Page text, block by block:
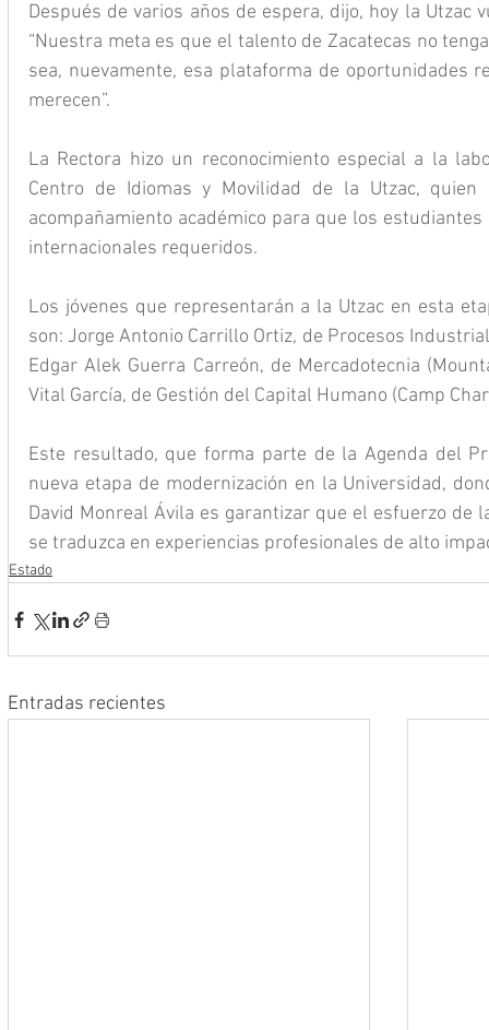
Después de varios años de espera, dijo, hoy la Utzac
“Nuestra meta es que el talento de Zacatecas no
sea, nuevamente, esa plataforma de oportunidades
merecen”.
La Rectora hizo un reconocimiento especial a la
Centro de Idiomas y Movilidad de la Utzac,
acompañamiento académico para que los
internacionales requeridos.
Los jóvenes que representarán a la Utzac en esta
son: Jorge Antonio Carrillo Ortiz, de Procesos
Edgar Alek Guerra Carreón, de Mercadotecnia
Vital García, de Gestión del Capital Humano (Camp
Este resultado, que forma parte de la Agenda del
nueva etapa de modernización en la Universidad,
David Monreal Ávila es garantizar que el esfuerzo de
se traduzca en experiencias profesionales de alto
Estado
Entradas recientes